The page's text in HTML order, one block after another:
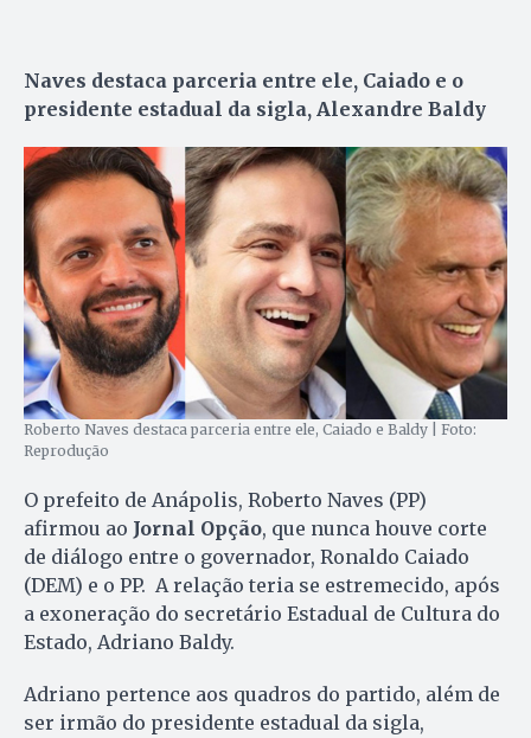
Naves destaca parceria entre ele, Caiado e o
presidente estadual da sigla, Alexandre Baldy
Roberto Naves destaca parceria entre ele, Caiado e Baldy | Foto:
Reprodução
O prefeito de Anápolis, Roberto Naves (PP)
afirmou ao Jornal Opção, que nunca houve corte
de diálogo entre o governador, Ronaldo Caiado
(DEM) e o PP. A relação teria se estremecido, após
a exoneração do secretário Estadual de Cultura do
Estado, Adriano Baldy.
Adriano pertence aos quadros do partido, além de
ser irmão do presidente estadual da sigla,